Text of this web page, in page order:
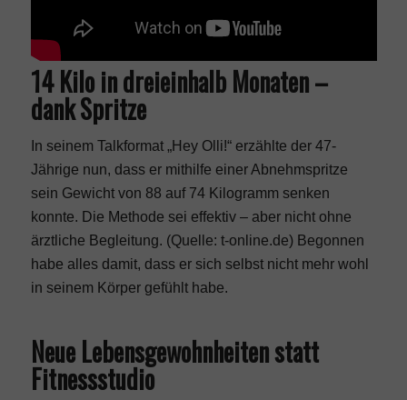
14 Kilo in dreieinhalb Monaten –
dank Spritze
In seinem Talkformat „Hey Olli!“ erzählte der 47-
Jährige nun, dass er mithilfe einer Abnehmspritze
sein Gewicht von 88 auf 74 Kilogramm senken
konnte. Die Methode sei effektiv – aber nicht ohne
ärztliche Begleitung. (Quelle: t-online.de) Begonnen
habe alles damit, dass er sich selbst nicht mehr wohl
in seinem Körper gefühlt habe.
Neue Lebensgewohnheiten statt
Fitnessstudio